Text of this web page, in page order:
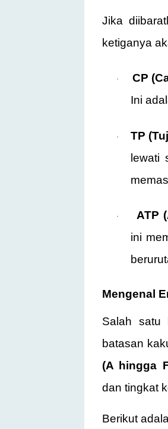
Jika
ketiganya
· CP
Ini
· TP
lewati
· ATP
ini
Mengenal
Salah satu
batasan
(A hingga
dan tingkat
Berikut